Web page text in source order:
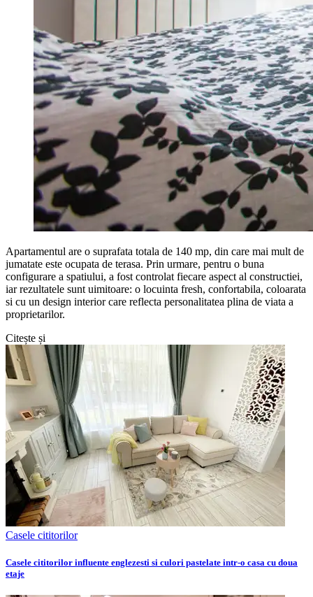
Apartamentul are o suprafata totala de 140 mp, din care mai mult de
jumatate este ocupata de terasa. Prin urmare, pentru o buna
configurare a spatiului, a fost controlat fiecare aspect al constructiei,
iar rezultatele sunt uimitoare: o locuinta fresh, confortabila, coloarata
si cu un design interior care reflecta personalitatea plina de viata a
proprietarilor.
Citește și
Casele cititorilor
Casele cititorilor influente englezesti si culori pastelate intr-o casa cu doua
etaje